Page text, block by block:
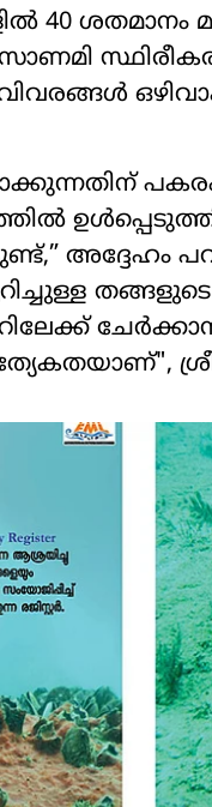
40
പകരം
ശ്രീ